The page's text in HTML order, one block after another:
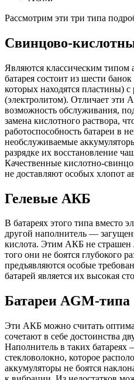
Рассмотрим эти три типа
Свинцово-
Являются классическим типом
батарея состоит из шести
которых находятся пластины)
(электролитом). Отличает эти
возможность обслуживания,
замена кислотного раствора,
работоспособность батареи в
необслуживаемые
разрядке их восстановление
Качественные кислотно-
не доставляют особых хлопот
Гелевые АКБ
В батареях этого типа вместо
другой наполнитель —
кислота. Этим АКБ не страшен
того они не боятся глубокого
предъявляются особые
батарей является их высокая
Батареи AGM-типа
Эти АКБ можно считать
сочетают в себе достоинства
Наполнитель в таких
стекловолокно, которое
аккумуляторы не боятся